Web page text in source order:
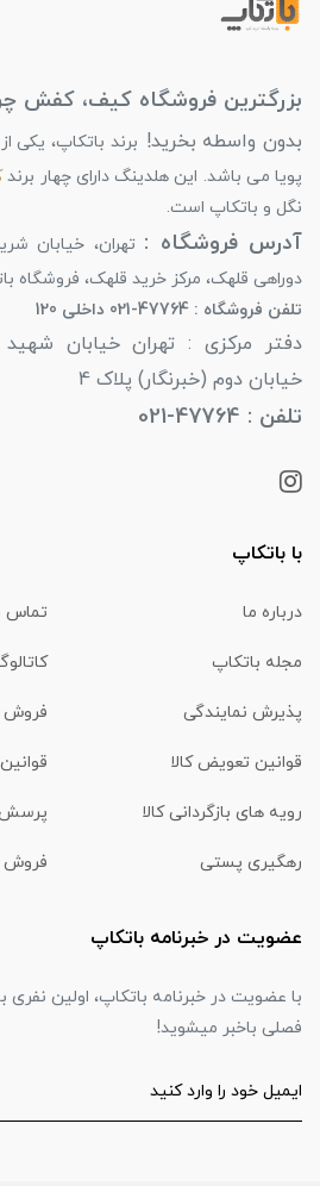
بزرگترین فروشگاه کیف، کفش
بدون واسطه بخرید! برند باتکاپ، یکی
پویا می باشد. این هلدینگ دارای چهار برند
نگل و باتکاپ است.
آدرس فروشگاه : تهران، خیابان
دوراهی قلهک، مرکز خرید قلهک، فروشگاه
تلفن فروشگاه : 47764-021 داخلی 120
دفتر مرکزی : تهران خیابان شهید
خیابان دوم (خبرنگار) پلاک 4
تلفن : 47764-021
با باتکاپ
درباره ما تماس
مجله باتکاپ
پذیرش نمایندگی فروش
قوانین تعویض کالا
رویه های بازگردانی کالا پرسش
رهگیری پستی فروش
عضویت در خبرنامه باتکاپ
با عضویت در خبرنامه باتکاپ، اولین
فصلی باخبر میشوید!